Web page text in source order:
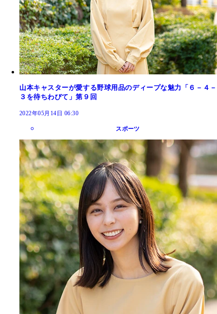
山本キャスターが愛する野球用品のディープな魅力「６－４－
３を待ちわびて」第９回
2022年05月14日 06:30
スポーツ